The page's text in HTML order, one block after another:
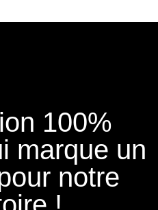
100%
marque un
notre